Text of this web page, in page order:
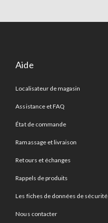
Aide
Localisateur de magasin
Assistance et FAQ
État de commande
Ramassage et livraison
Retours et échanges
Rappels de produits
Les fiches de données de sécurité
Nous contacter